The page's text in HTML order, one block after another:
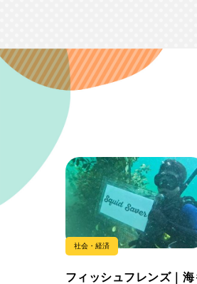
社会・経済
フィッシュフレンズ｜海